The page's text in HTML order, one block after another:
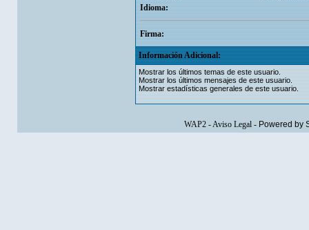
Idioma:
Firma:
Información Adicional:
Mostrar los últimos temas de este usuario.
Mostrar los últimos mensajes de este usuario.
Mostrar estadísticas generales de este usuario.
WAP2-Aviso Legal- Powered by